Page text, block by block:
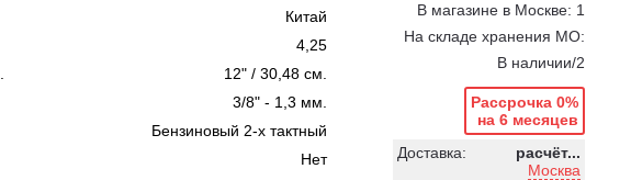
Китай
4,25
12" / 30,48 см.
3/8" - 1,3 мм.
Бензиновый 2-х тактный
Нет
В магазине в Москве: 1
На складе хранения МО:
В наличии/2
Рассрочка 0%
на 6 месяцев
Доставка:
расчёт...
Москва